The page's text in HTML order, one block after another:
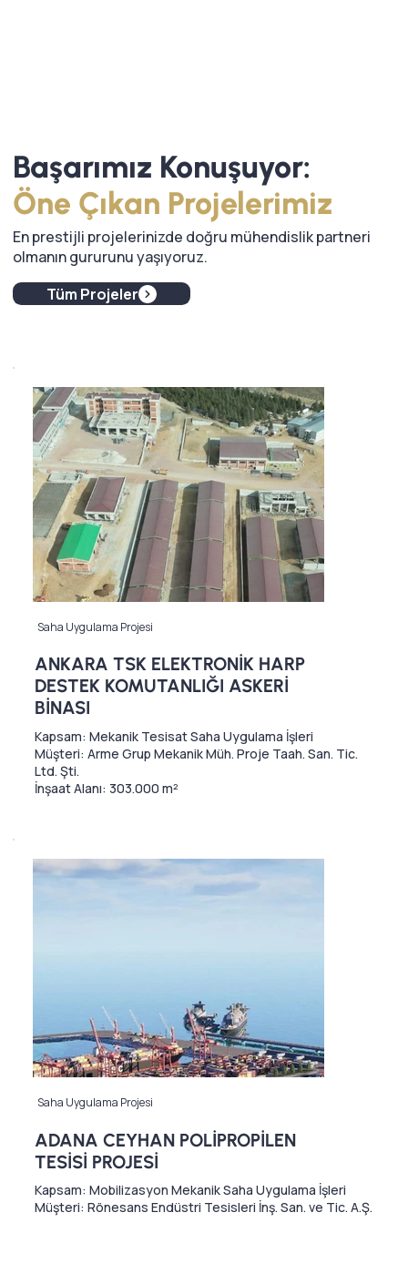
Başarımız Konuşuyor:
Öne Çıkan Projelerimiz
En prestijli projelerinizde doğru mühendislik partneri
olmanın gururunu yaşıyoruz.
Tüm Projeler
Saha Uygulama Projesi
ANKARA TSK ELEKTRONİK HARP
DESTEK KOMUTANLIĞI ASKERİ
BİNASI
Kapsam: Mekanik Tesisat Saha Uygulama İşleri
Müşteri: Arme Grup Mekanik Müh. Proje Taah. San. Tic.
Ltd. Şti.
İnşaat Alanı: 303.000 m²
Saha Uygulama Projesi
ADANA CEYHAN POLİPROPİLEN
TESİSİ PROJESİ
Kapsam: Mobilizasyon Mekanik Saha Uygulama İşleri
Müşteri: Rönesans Endüstri Tesisleri İnş. San. ve Tic. A.Ş.